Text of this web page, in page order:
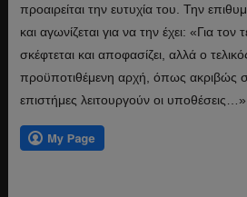
προαιρείται την ευτυχία του. Την
και αγωνίζεται για να την έχει: «Για τον
σκέφτεται και αποφασίζει, αλλά ο
προϋποτιθέμενη αρχή, όπως ακριβώς
επιστήμες λειτουργούν οι υποθέσεις…»